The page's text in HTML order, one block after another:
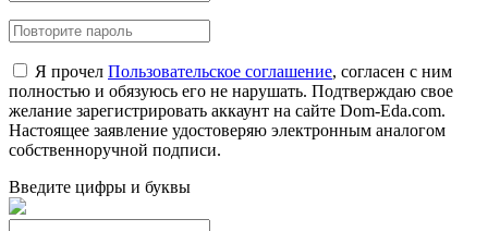
Я прочел Пользовательское соглашение, согласен с ним
полностью и обязуюсь его не нарушать. Подтверждаю свое
желание зарегистрировать аккаунт на сайте Dom-Eda.com.
Настоящее заявление удостоверяю электронным аналогом
собственноручной подписи.
Введите цифры и буквы